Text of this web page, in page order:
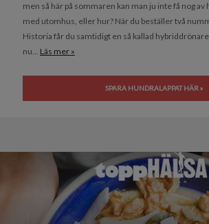
men så här på sommaren kan man ju inte få nog av
med utomhus, eller hur? När du beställer två
Historia får du samtidigt en så kallad
nu... Läs mer »
SPARA HUNDRALAPPAT HÄR »